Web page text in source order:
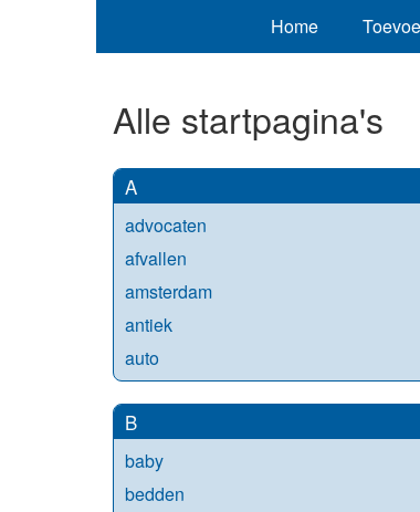
Home
Alle startpagina's
A
advocaten
afvallen
amsterdam
antiek
auto
B
baby
bedden